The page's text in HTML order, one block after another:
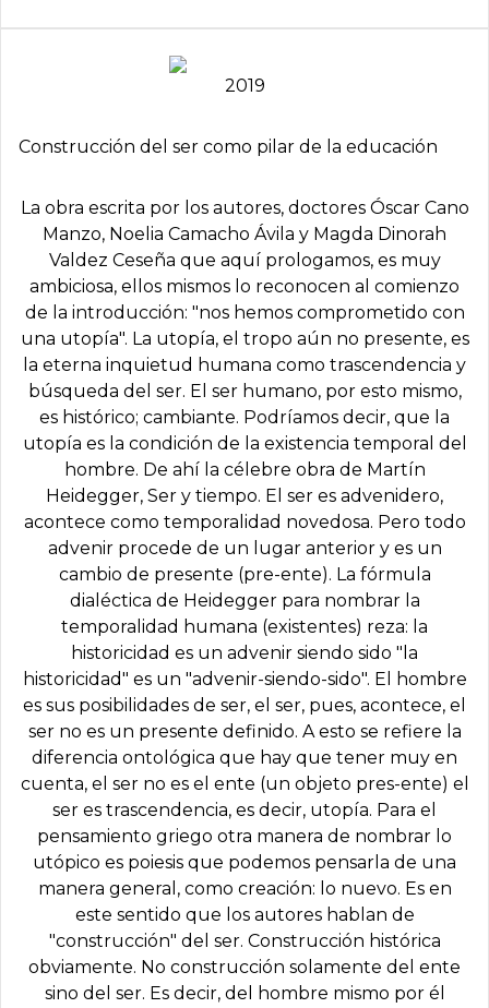
2019
Construcción del ser como pilar de la educación
La obra escrita por los autores, doctores Óscar Cano
Manzo, Noelia Camacho Ávila y Magda Dinorah
Valdez Ceseña que aquí prologamos, es muy
ambiciosa, ellos mismos lo reconocen al comienzo
de la introducción: "nos hemos comprometido con
una utopía". La utopía, el tropo aún no presente, es
la eterna inquietud humana como trascendencia y
búsqueda del ser. El ser humano, por esto mismo,
es histórico; cambiante. Podríamos decir, que la
utopía es la condición de la existencia temporal del
hombre. De ahí la célebre obra de Martín
Heidegger, Ser y tiempo. El ser es advenidero,
acontece como temporalidad novedosa. Pero todo
advenir procede de un lugar anterior y es un
cambio de presente (pre-ente). La fórmula
dialéctica de Heidegger para nombrar la
temporalidad humana (existentes) reza: la
historicidad es un advenir siendo sido "la
historicidad" es un "advenir-siendo-sido". El hombre
es sus posibilidades de ser, el ser, pues, acontece, el
ser no es un presente definido. A esto se refiere la
diferencia ontológica que hay que tener muy en
cuenta, el ser no es el ente (un objeto pres-ente) el
ser es trascendencia, es decir, utopía. Para el
pensamiento griego otra manera de nombrar lo
utópico es poiesis que podemos pensarla de una
manera general, como creación: lo nuevo. Es en
este sentido que los autores hablan de
"construcción" del ser. Construcción histórica
obviamente. No construcción solamente del ente
sino del ser. Es decir, del hombre mismo por él